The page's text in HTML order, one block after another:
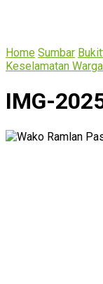
Home Sumbar
Keselamatan
IMG-